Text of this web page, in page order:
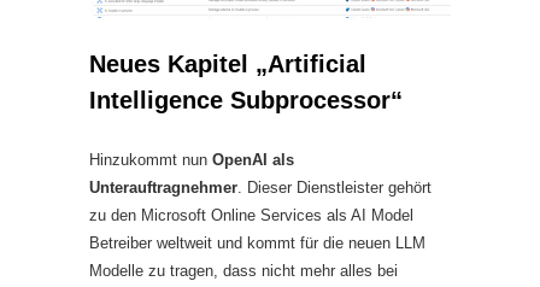
Neues Kapitel „Artificial
Intelligence Subprocessor“
Hinzukommt nun OpenAI als
Unterauftragnehmer . Dieser Dienstleister gehört
zu den Microsoft Online Services als AI Model
Betreiber weltweit und kommt für die neuen LLM
Modelle zu tragen, dass nicht mehr alles bei